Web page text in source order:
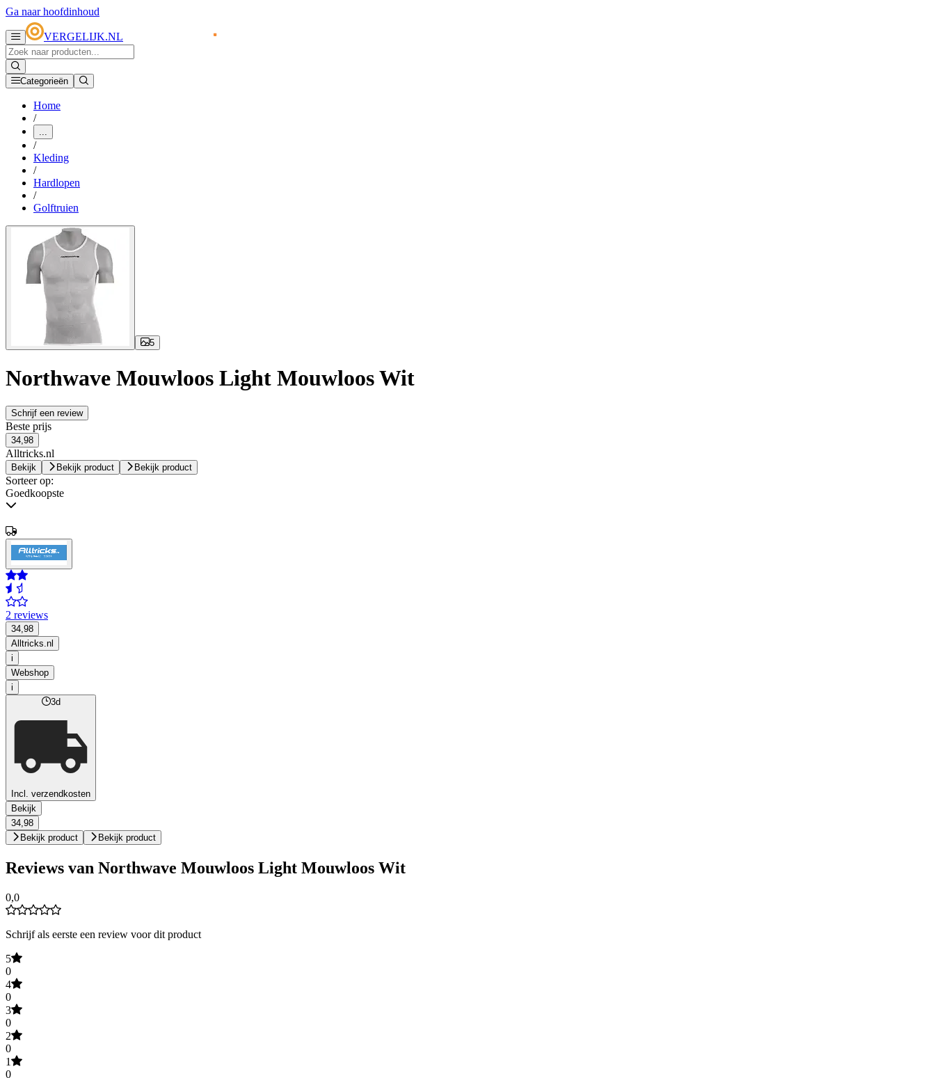
Ga naar hoofdinhoud
VERGELIJK.NL
Categorieën
Home
/
...
/
Kleding
/
Hardlopen
/
Golftruien
5
Northwave Mouwloos Light Mouwloos Wit
Schrijf een review
Beste prijs
34,98
Alltricks.nl
Bekijk Bekijk product Bekijk product
Sorteer op:
Goedkoopste
2 reviews
34,98
Alltricks.nl
i
Webshop
i
3d
Incl. verzendkosten
Bekijk
34,98
Bekijk product
Bekijk product
Reviews van Northwave Mouwloos Light Mouwloos Wit
0,0
Schrijf als eerste een review voor dit product
5
0
4
0
3
0
2
0
1
0